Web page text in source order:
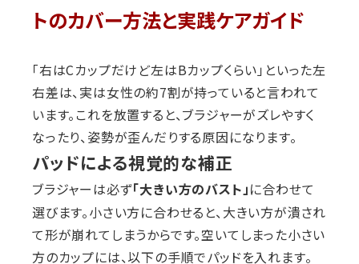
トのカバー方法と実践ケアガイド
「右はCカップだけど左はBカップくらい」といった左
右差は、実は女性の約7割が持っていると言われて
います。これを放置すると、ブラジャーがズレやすく
なったり、姿勢が歪んだりする原因になります。
パッドによる視覚的な補正
ブラジャーは必ず「大きい方のバスト」 に合わせて
選びます。小さい方に合わせると、大きい方が潰され
て形が崩れてしまうからです。空いてしまった小さい
方のカップには、以下の手順でパッドを入れます。